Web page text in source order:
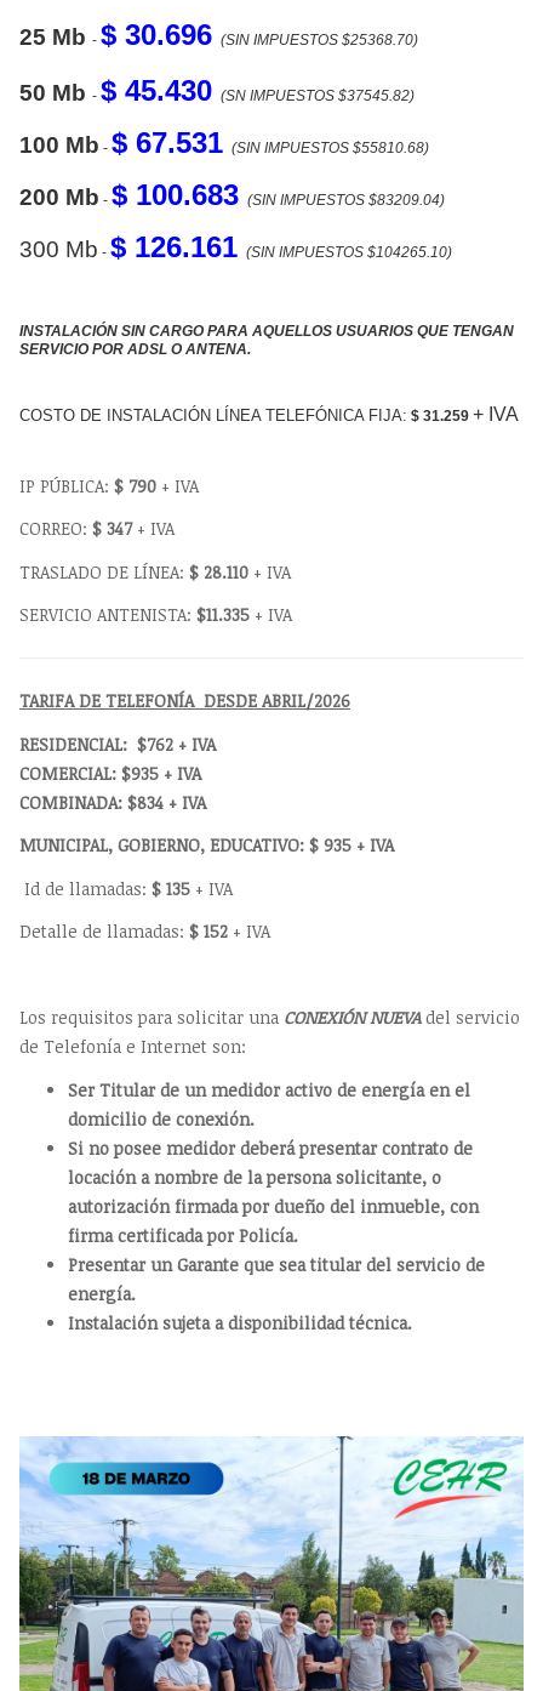
25 Mb - $ 30.696 (SIN IMPUESTOS $25368.70)
50 Mb - $ 45.430 (SN IMPUESTOS $37545.82)
100 Mb - $ 67.531 (SIN IMPUESTOS $55810.68)
200 Mb - $ 100.683 (SIN IMPUESTOS $83209.04)
300 Mb - $ 126.161 (SIN IMPUESTOS $104265.10)
INSTALACIÓN SIN CARGO PARA AQUELLOS USUARIOS QUE TENGAN
SERVICIO POR ADSL O ANTENA.
COSTO DE INSTALACIÓN LÍNEA TELEFÓNICA FIJA: $ 31.259 + IVA
IP PÚBLICA: $ 790 + IVA
CORREO: $ 347 + IVA
TRASLADO DE LÍNEA: $ 28.110 + IVA
SERVICIO ANTENISTA: $11.335 + IVA
TARIFA DE TELEFONÍA DESDE ABRIL/2026
RESIDENCIAL: $762 + IVA
COMERCIAL: $935 + IVA
COMBINADA: $834 + IVA
MUNICIPAL, GOBIERNO, EDUCATIVO: $ 935 + IVA
Id de llamadas: $ 135 + IVA
Detalle de llamadas: $ 152 + IVA
Los requisitos para solicitar una CONEXIÓN NUEVAdel servicio
de Telefonía e Internet son:
Ser Titular de un medidor activo de energía en el
domicilio de conexión.
Si no posee medidor deberá presentar contrato de
locación a nombre de la persona solicitante, o
autorización firmada por dueño del inmueble, con
firma certificada por Policía.
Presentar un Garante que sea titular del servicio de
energía.
Instalación sujeta a disponibilidad técnica.